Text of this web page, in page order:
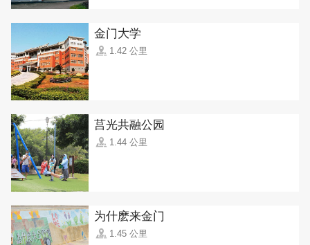
金门大学
1.42 公里
莒光共融公园
1.44 公里
为什麽来金门
1.45 公里